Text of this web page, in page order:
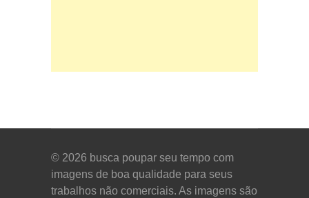
© 2026 busca poupar seu tempo com
imagens de boa qualidade para seus
trabalhos não comerciais. As imagens são